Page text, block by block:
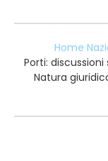
Home
Porti:
Natura